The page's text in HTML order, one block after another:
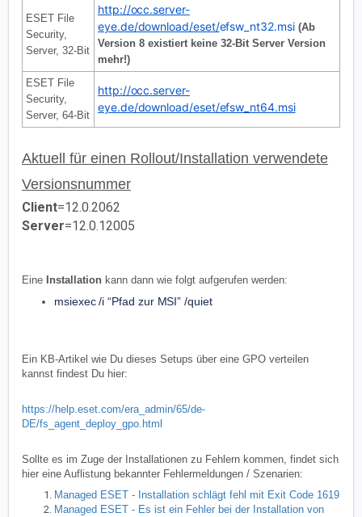
ESET File
Security,
Server, 32-Bit
http://occ.server-
eye.de/download/eset/efsw_nt32.msi (Ab
Version 8 existiert keine 32-Bit Server Version
mehr!)
ESET File
Security,
Server, 64-Bit
http://occ.server-
eye.de/download/eset/efsw_nt64.msi
Aktuell für einen Rollout/Installation verwendete
Versionsnummer
Client=12.0.2062
Server=12.0.12005
Eine Installation kann dann wie folgt aufgerufen werden:
msiexec /i “Pfad zur MSI” /quiet
Ein KB-Artikel wie Du dieses Setups über eine GPO verteilen
kannst findest Du hier:
https://help.eset.com/era_admin/65/de-
DE/fs_agent_deploy_gpo.html
Sollte es im Zuge der Installationen zu Fehlern kommen, findet sich
hier eine Auflistung bekannter Fehlermeldungen / Szenarien:
Managed ESET - Installation schlägt fehl mit Exit Code 1619
Managed ESET - Es ist ein Fehler bei der Installation von